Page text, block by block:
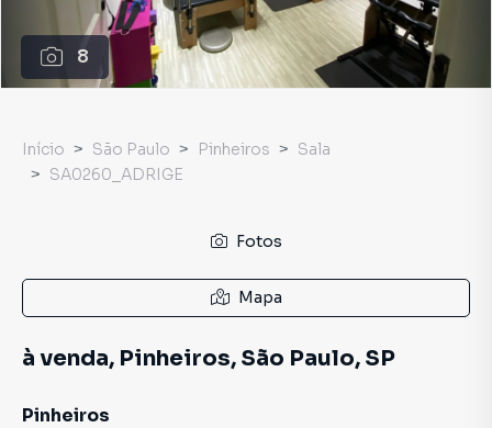
8
Início São Paulo Pinheiros
Sala
SA0260_ADRIGE
Fotos
Mapa
à venda, Pinheiros, São Paulo, SP
Pinheiros